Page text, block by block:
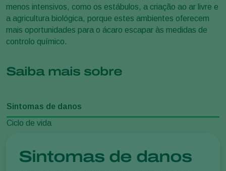
menos intensivos, como os estábulos, a criação ao ar livre e
a agricultura biológica, porque estes ambientes oferecem
mais oportunidades para o ácaro escapar às medidas de
controlo químico.
Saiba mais sobre
Sintomas de danos
Ciclo de vida
Sintomas de danos